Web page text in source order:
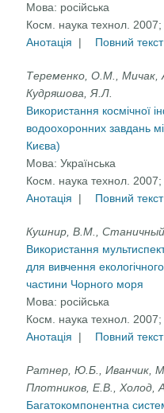
Мова: російська
Косм. наука технол.
Анотація
| Повний
Теременко, О.М., Мичак,
Кудряшова, Я.Л.
Використання космічної
водоохоронних завдань
Києва)
Мова:Українська
Косм. наука технол.
Анотація
| Повний
Кушнир, В.М.,
Використання
для вивчення
частини Чорного моря
Мова: російська
Косм. наука технол.
Анотація
| Повний
Ратнер, Ю.Б., Иванчик,
Плотников, Е.В., Холод,
Багатокомпонентна